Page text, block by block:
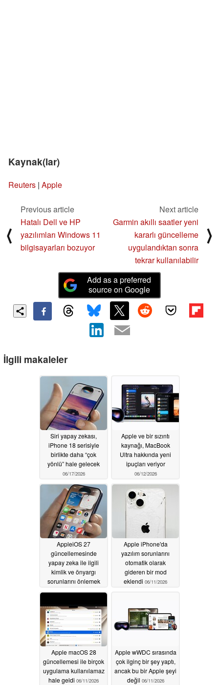
Kaynak(lar)
Reuters | Apple
⟨
Previous article
Hatalı Dell ve HP
yazılımları Windows 11
bilgisayarları bozuyor
Next article
Garmin akıllı saatler yeni
kararlı güncelleme
uygulandıktan sonra
tekrar kullanılabilir
⟩
Add as a preferred
source on Google
İlgili makaleler
Siri yapay zekası,
iPhone 18 serisiyle
birlikte daha “çok
yönlü” hale gelecek
06/17/2026
Apple ve bir sızıntı
kaynağı, MacBook
Ultra hakkında yeni
ipuçları veriyor
06/12/2026
AppleiOS 27
güncellemesinde
yapay zeka ile ilgili
kimlik ve önyargı
sorunlarını önlemek
06/12/2026
Apple iPhone'da
yazılım sorunlarını
otomatik olarak
gideren bir mod
eklendi 06/11/2026
Apple macOS 28
güncellemesi ile birçok
uygulama kullanılamaz
hale geldi 06/11/2026
Apple wWDC sırasında
çok ilginç bir şey yaptı,
ancak bu bir Apple şeyi
değil 06/11/2026